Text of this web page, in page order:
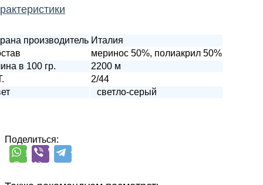
производитель Италия
меринос 50%, полиакрил 50%
в 100 гр.
2200 м
2/44
светло-серый
Поделиться: